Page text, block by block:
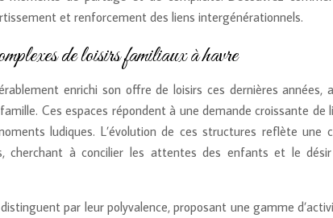
et renforcement des liens intergénérationnels.
de loisirs familiaux à havre
enrichi son offre de loisirs ces dernières années,
Ces espaces répondent à une demande croissante
ludiques. L’évolution de ces structures reflète une
cherchant à concilier les attentes des enfants et le
par leur polyvalence, proposant une gamme